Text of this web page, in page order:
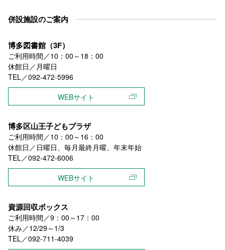
併設施設のご案内
博多図書館（3F）
ご利用時間／10：00～18：00
休館日／月曜日
TEL／092-472-5996
WEBサイト
博多区山王子どもプラザ
ご利用時間／10：00～16：00
休館日／日曜日、毎月最終月曜、年末年始
TEL／092-472-6006
WEBサイト
資源回収ボックス
ご利用時間／9：00～17：00
休み／12/29～1/3
TEL／092-711-4039